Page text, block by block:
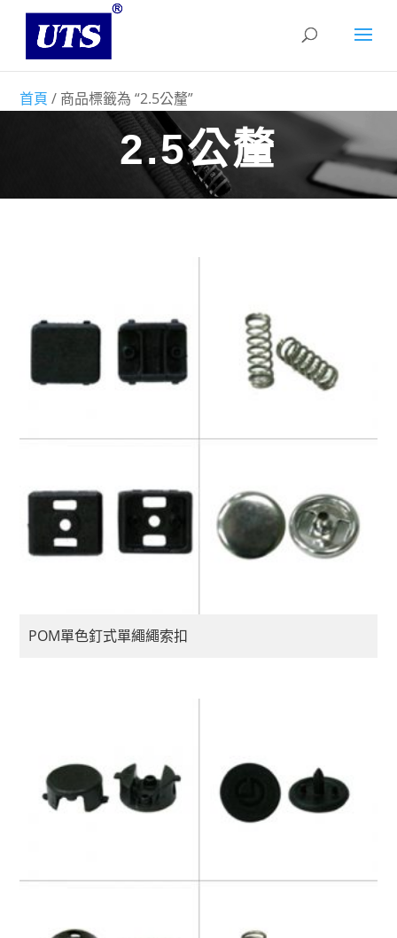
首頁 / 商品標籤為 “2.5公釐”
2.5公釐
POM單色釘式單繩繩索扣